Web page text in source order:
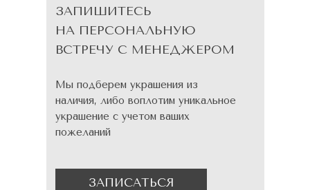
ЗАПИШИТЕСЬ
НА ПЕРСОНАЛЬНУЮ
ВСТРЕЧУ С МЕНЕДЖЕРОМ
Мы подберем украшения из
наличия, либо воплотим уникальное
украшение с учетом ваших
пожеланий
ЗАПИСАТЬСЯ